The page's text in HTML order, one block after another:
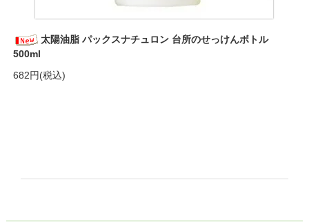
太陽油脂 パックスナチュロン 台所のせっけんボトル
500ml
682円(税込)